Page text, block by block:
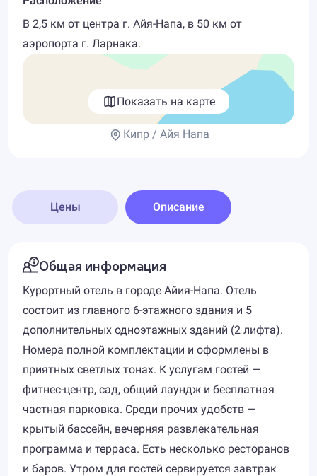
В 2,5 км от центра г. Айя-Напа, в 50 км от
аэропорта г. Ларнака.
Показать на карте
Кипр / Айя Напа
Цены Описание
Общая информация
Курортный отель в городе Айия-Напа. Отель
состоит из главного 6-этажного здания и 5
дополнительных одноэтажных зданий (2 лифта).
Номера полной комплектации и оформлены в
приятных светлых тонах. К услугам гостей —
фитнес-центр, сад, общий лаундж и бесплатная
частная парковка. Среди прочих удобств —
крытый бассейн, вечерняя развлекательная
программа и терраса. Есть несколько ресторанов
и баров. Утром для гостей сервируется завтрак